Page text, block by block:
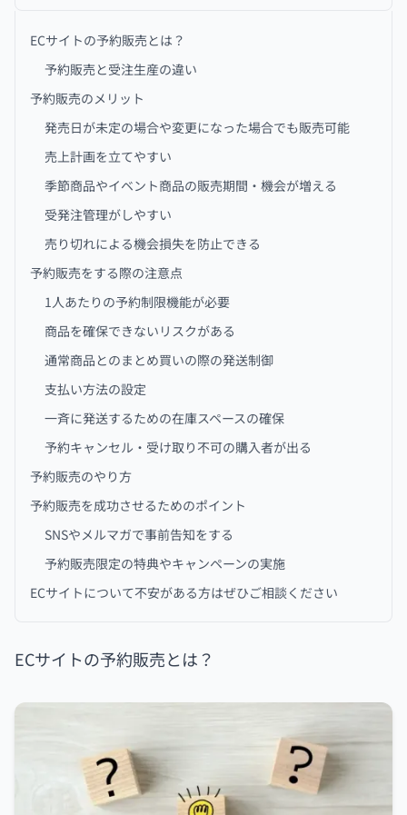
ECサイトの予約販売とは？
予約販売と受注生産の違い
予約販売のメリット
発売日が未定の場合や変更になった場合でも販売可能
売上計画を立てやすい
季節商品やイベント商品の販売期間・機会が増える
受発注管理がしやすい
売り切れによる機会損失を防止できる
予約販売をする際の注意点
1人あたりの予約制限機能が必要
商品を確保できないリスクがある
通常商品とのまとめ買いの際の発送制御
支払い方法の設定
一斉に発送するための在庫スペースの確保
予約キャンセル・受け取り不可の購入者が出る
予約販売のやり方
予約販売を成功させるためのポイント
SNSやメルマガで事前告知をする
予約販売限定の特典やキャンペーンの実施
ECサイトについて不安がある方はぜひご相談ください
ECサイトの予約販売とは？